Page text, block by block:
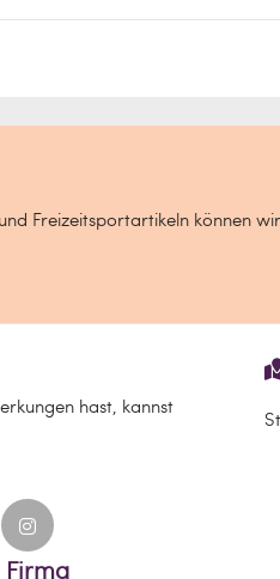
Freizeitsportartikeln können
hast, kannst
Firma